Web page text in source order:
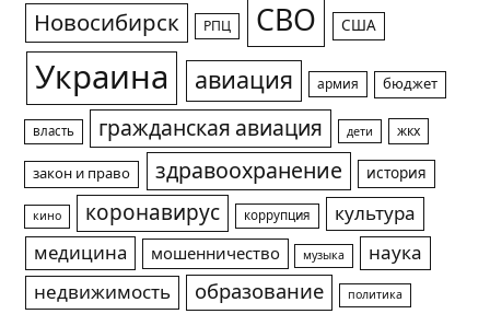
Новосибирск РПЦ СВО США
Украина авиация армия бюджет
власть гражданская авиация дети жкх
закон и право здравоохранение история
кино коронавирус коррупция
культура
медицина
мошенничество музыка
наука
недвижимость
образование политика